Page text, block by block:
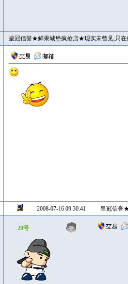
皇冠信誉★鲜果城堡疯抢店★现实未曾见,只在
2008-07-16 09:30:41 皇冠信誉
20号